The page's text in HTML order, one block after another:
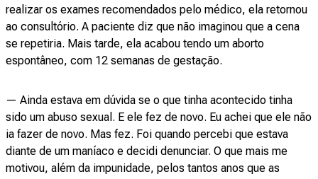
realizar os exames recomendados pelo médico, ela retornou
ao consultório. A paciente diz que não imaginou que a cena
se repetiria. Mais tarde, ela acabou tendo um aborto
espontâneo, com 12 semanas de gestação.
— Ainda estava em dúvida se o que tinha acontecido tinha
sido um abuso sexual. E ele fez de novo. Eu achei que ele não
ia fazer de novo. Mas fez. Foi quando percebi que estava
diante de um maníaco e decidi denunciar. O que mais me
motivou, além da impunidade, pelos tantos anos que as